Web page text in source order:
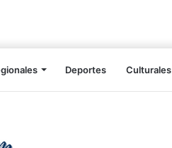
Deportes Culturales